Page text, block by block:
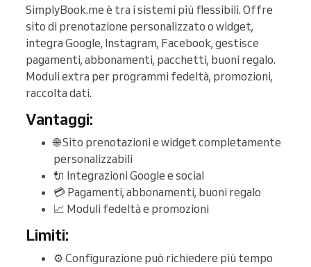
SimplyBook.me è tra i sistemi più flessibili. Offre
sito di prenotazione personalizzato o widget,
integra Google, Instagram, Facebook, gestisce
pagamenti, abbonamenti, pacchetti, buoni regalo.
Moduli extra per programmi fedeltà, promozioni,
raccolta dati.
Vantaggi:
🌐 Sito prenotazioni e widget completamente
personalizzabili
🔌 Integrazioni Google e social
💳 Pagamenti, abbonamenti, buoni regalo
📈 Moduli fedeltà e promozioni
Limiti:
⚙️ Configurazione può richiedere più tempo